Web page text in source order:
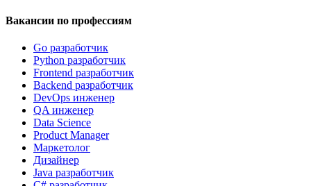
Вакансии по профессиям
Go разработчик
Python разработчик
Frontend разработчик
Backend разработчик
DevOps инженер
QA инженер
Data Science
Product Manager
Маркетолог
Дизайнер
Java разработчик